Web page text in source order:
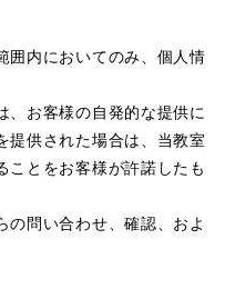
囲内においてのみ、個人情
、お客様の自発的な提供に
提供された場合は、当教室
ことをお客様が許諾したも
の問い合わせ、確認、およ